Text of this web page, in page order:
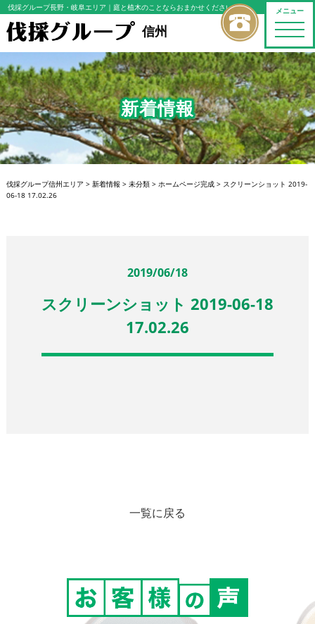
メニュー
toggle
伐採グループ長野・岐阜エリア ｜庭と植木のことならおまかせください
信州
新着情報
伐採グループ信州エリア > 新着情報 > 未分類> ホームページ完成> スクリーンショット 2019-
06-18 17.02.26
2019/06/18
スクリーンショット 2019-06-18
17.02.26
一覧に戻る